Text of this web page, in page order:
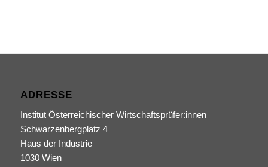
ADRESSE
Institut Österreichischer Wirtschaftsprüfer:innen
Schwarzenbergplatz 4
Haus der Industrie
1030 Wien